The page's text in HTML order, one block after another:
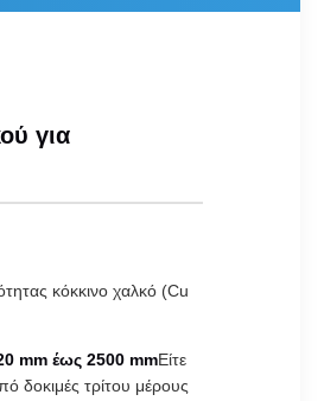
για
κόκκινο χαλκό (Cu
mm έως 2500 mmΕίτε
δοκιμές τρίτου μέρους